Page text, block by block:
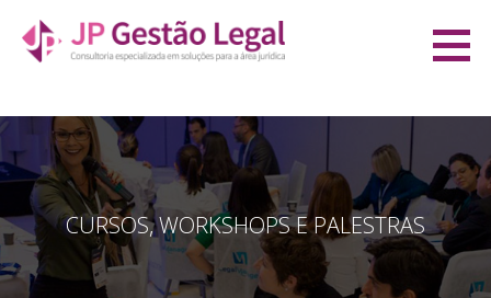
direto
conteúdo
CURSOS, WORKSHOPS E PALESTRAS